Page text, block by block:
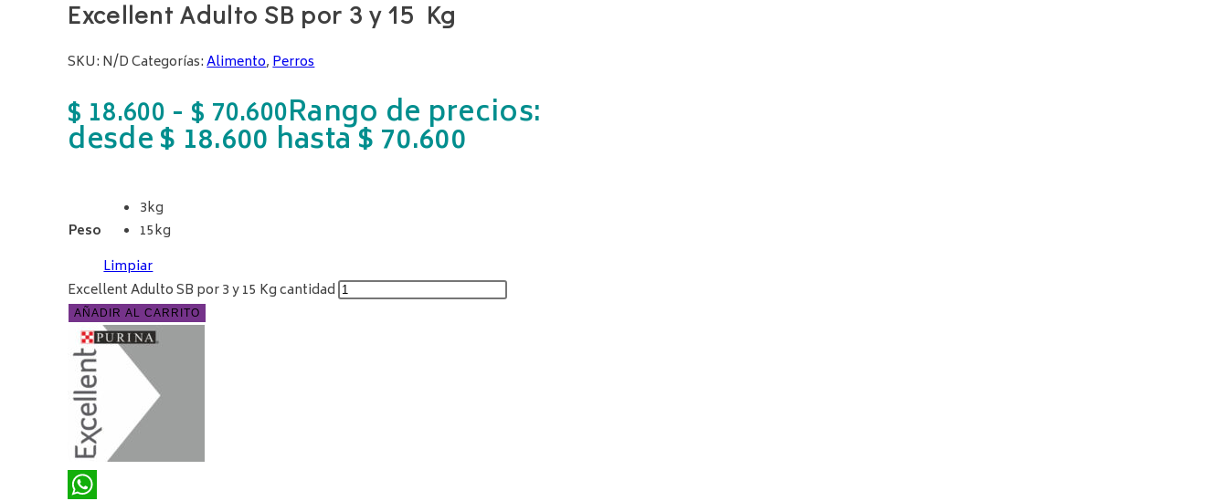
Excellent Adulto SB por 3 y 15 Kg
SKU: N/DCategorías:Alimento,Perros
$18.600 - $ 70.600Rango de precios:
desde $ 18.600 hasta $ 70.600
Peso
3kg
15kg
Limpiar
Excellent Adulto SB por 3 y 15 Kg cantidad
AÑADIR AL CARRITO